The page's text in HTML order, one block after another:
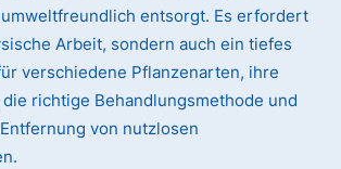
entsorgt. Es erfordert
Arbeit, sondern auch ein tiefes
verschiedene Pflanzenarten, ihre
richtige Behandlungsmethode und
von nutzlosen